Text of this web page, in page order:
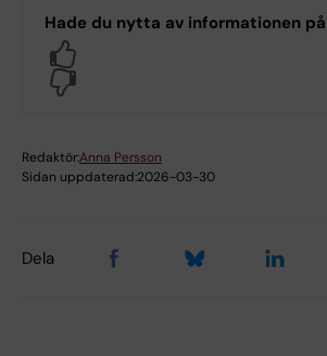
Hade du nytta av informationen
Redaktör:Anna Persson
Sidan uppdaterad:2026-03-30
Dela